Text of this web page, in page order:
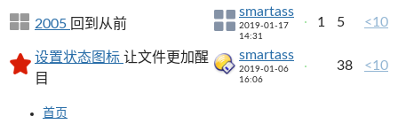
2005 回到从前
smartass
2019-01-17
14:31
1 5 <10
设置状态图标 让文件更加醒
目
smartass
2019-01-06
16:06
38 <10
首页